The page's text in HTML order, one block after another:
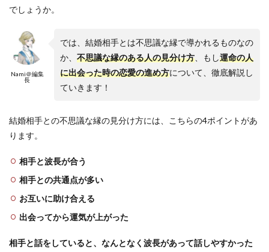
でしょうか。
Nami＠編集
長
では、結婚相手とは不思議な縁で導かれるものなの
か、 不思議な縁のある人の見分け方 、もし運命の人
に出会った時の恋愛の進め方について、徹底解説し
ていきます！
結婚相手との不思議な縁の見分け方には、こちらの4ポイントがあ
ります。
相手と波長が合う
相手との共通点が多い
お互いに助け合える
出会ってから運気が上がった
相手と話をしていると、なんとなく波長があって話しやすかった